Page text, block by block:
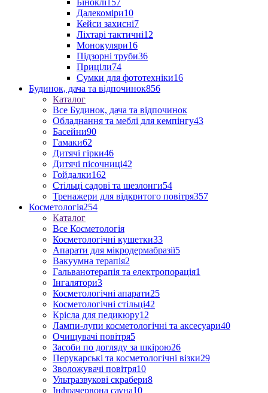
Біноклі157
Далекоміри10
Кейси захисні7
Ліхтарі тактичні12
Монокуляри16
Підзорні труби36
Приціли74
Сумки для фототехніки16
Будинок, дача та відпочинок856
Каталог
Все Будинок, дача та відпочинок
Обладнання та меблі для кемпінгу43
Басейни90
Гамаки62
Дитячі гірки46
Дитячі пісочниці42
Гойдалки162
Стільці садові та шезлонги54
Тренажери для відкритого повітря357
Косметологія254
Каталог
Все Косметологія
Косметологічні кушетки33
Апарати для мікродермабразії5
Вакуумна терапія2
Гальванотерапія та електропорація1
Інгалятори3
Косметологічні апарати25
Косметологічні стільці42
Крісла для педикюру12
Лампи-лупи косметологічні та аксесуари40
Очищувачі повітря5
Засоби по догляду за шкірою26
Перукарські та косметологічні візки29
Зволожувачі повітря10
Ультразвукові скрабери8
Інфрачервона сауна10